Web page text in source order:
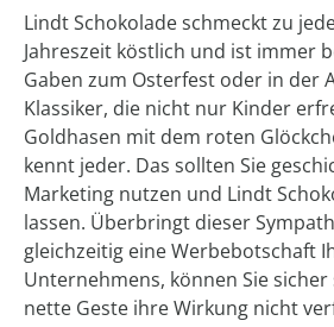
Lindt Schokolade schmeckt zu
Jahreszeit köstlich und ist immer
Gaben zum Osterfest oder in der
Klassiker, die nicht nur Kinder
Goldhasen mit dem roten
kennt jeder. Das sollten Sie
Marketing nutzen und Lindt
lassen. Überbringt dieser
gleichzeitig eine Werbebotschaft
Unternehmens, können Sie sicher
nette Geste ihre Wirkung nicht